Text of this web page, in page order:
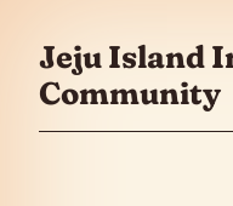
Jeju Island
Community